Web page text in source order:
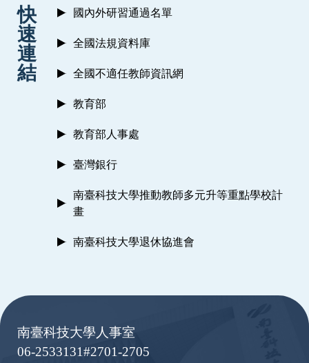
快
速
連
結
國內外研習通過名單
全國法規資料庫
全國不適任教師資訊網
教育部
教育部人事處
臺灣銀行
南臺科技大學推動教師多元升等重點學校計
畫
南臺科技大學退休協進會
南臺科技大學人事室
06-2533131#2701-2705